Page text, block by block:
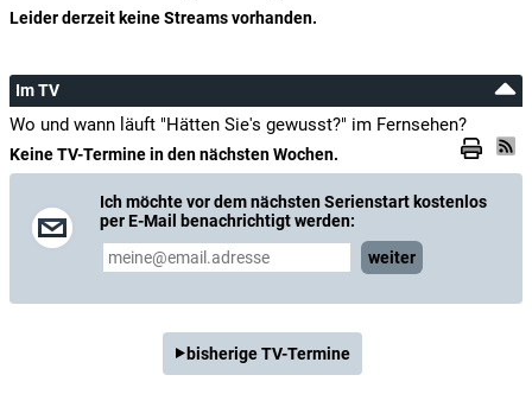
Leider derzeit keine Streams vorhanden.
Im TV
Wo und wann läuft "Hätten Sie's gewusst?" im Fernsehen?
Keine TV-Termine in den nächsten Wochen.
Ich möchte vor dem nächsten Serienstart kostenlos
per E-Mail benachrichtigt werden:
weiter
bisherige TV-Termine